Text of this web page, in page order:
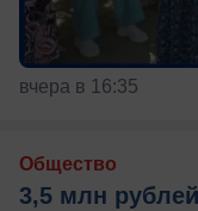
вчера в 16:35
Общество
3,5 млн